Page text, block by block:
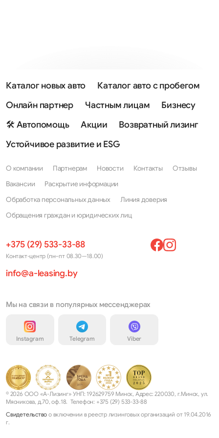
Каталог новых авто
Каталог авто с пробегом
Онлайн партнер
Частным лицам
Бизнесу
🛠 Автопомощь
Акции
Возвратный лизинг
Устойчивое развитие и ESG
О компании Партнерам Новости Контакты
Отзывы
Вакансии
Раскрытие информации
Обработка персональных данных
Линия доверия
Обращения граждан и юридических лиц
+375 (29) 533-33-88
Контакт-центр (пн–пт 08.30—18.00)
info@a-leasing.by
Мы на связи в популярных мессенджерах
Instagram Telegram Viber
© 2026 ООО «А-Лизинг» УНП: 192629759 Минск, Адрес: 220030, г.Минск, ул.
Мясникова, д.70, оф.18. Телефон: +375 (29) 533-33-88
Свидетельство о включении в реестр лизинговых организаций от 19.04.2016
г.